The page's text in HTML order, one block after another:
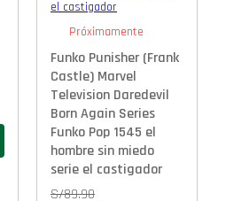
Próximamente
Funko Punisher (Frank
Castle) Marvel
Television Daredevil
Born Again Series
Funko Pop 1545 el
hombre sin miedo
serie el castigador
S/89.90